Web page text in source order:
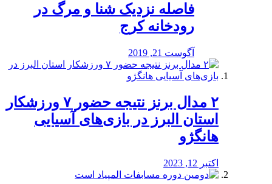
️فاصله نزدیک شنا و مرگ در
رودخانه کرج
آگوست 21, 2019
۲ مدال برنز نتیجه حضور ۷ ورزشکار
استان البرز در بازی‌های آسیایی
هانگژو
اکتبر 12, 2023